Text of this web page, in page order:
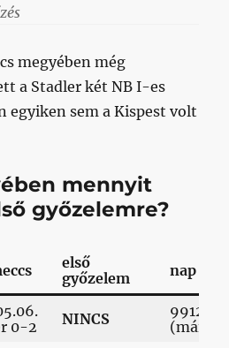
megyében még
a Stadler két NB I-es
egyiken sem a Kispest volt
mennyit
győzelemre?
első
győzelem
nap
0-2
NINCS
9912
(máig)